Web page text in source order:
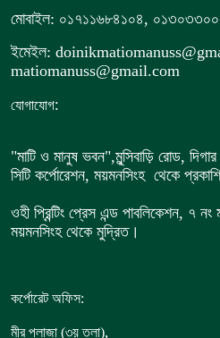
মোবাইল: ০১৭১১৬৮৪১০৪,
ইমেইল:
matiomanuss@gmail.com
যোগাযোগ:
"মাটি ও মানুষ ভবন",মুন্সিবাড়ি রোড,
সিটি কর্পোরেশন, ময়মনসিংহ থেকে
ওহী প্রিন্টিং প্রেস এন্ড পাবলিকেশন, ৭
ময়মনসিংহ থেকে মুদ্রিত।
কর্পোরেট অফিস:
মীর প্লাজা (৩য় তলা),